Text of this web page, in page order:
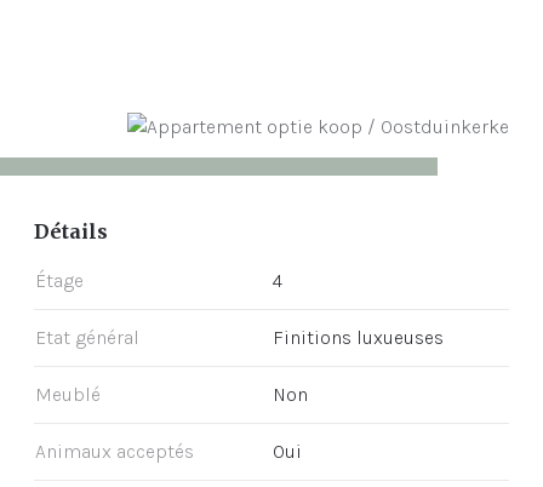
Détails
Étage 4
Etat général Finitions luxueuses
Meublé Non
Animaux acceptés Oui